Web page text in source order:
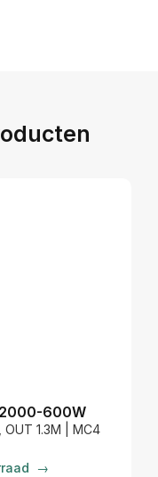
600W
OUT 1.3M | MC4
→